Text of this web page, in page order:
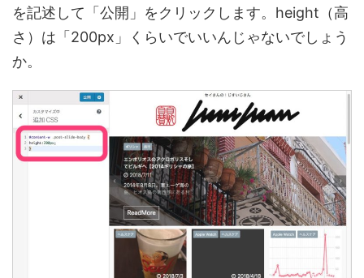
を記述して「公開」をクリックします。height（高
さ）は「200px」くらいでいいんじゃないでしょう
か。